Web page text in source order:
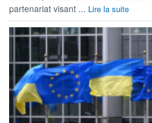
partenariat visant ... Lire la suite